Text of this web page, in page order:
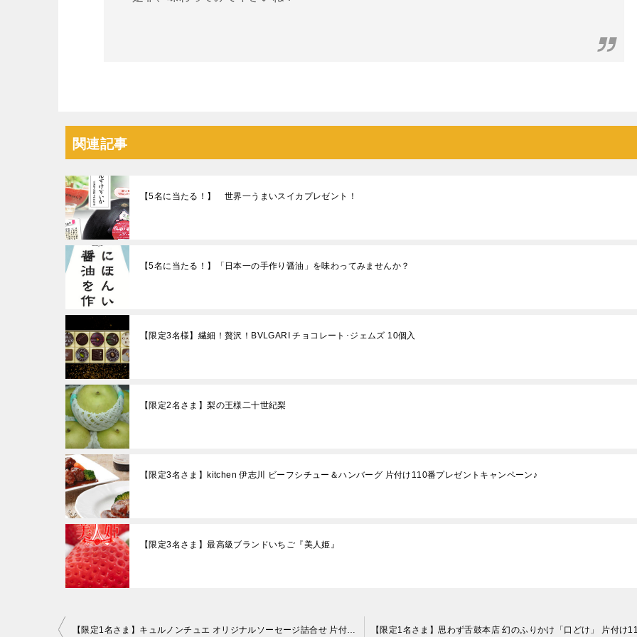
関連記事
【5名に当たる！】 世界一うまいスイカプレゼント！
【5名に当たる！】「日本一の手作り醤油」を味わってみませんか？
【限定3名様】繊細！贅沢！BVLGARI チョコレート･ジェムズ 10個入
【限定2名さま】梨の王様二十世紀梨
【限定3名さま】kitchen 伊志川 ビーフシチュー＆ハンバーグ 片付け110番プレゼントキャンペーン♪
【限定3名さま】最高級ブランドいちご『美人姫』
投 【限定1名さま】キュルノンチュエ オリジナルソーセージ詰合せ 片付け110番プレゼントキャンペーン♪